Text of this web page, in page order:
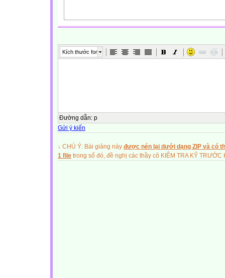
Kích thước font
Đường dẫn: p
Gửi ý kiến
↓ CHÚ Ý: Bài giảng này được nén lại dưới dạng ZIP và có
1 file trong số đó, đề nghị các thầy cô KIỂM TRA KỸ TRƯỚC